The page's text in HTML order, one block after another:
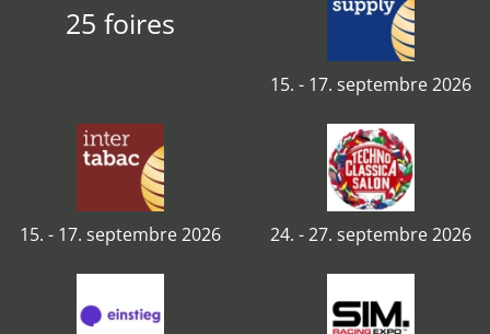
25 foires
15. - 17. septembre 2026
15. - 17. septembre 2026 24. - 27. septembre 2026